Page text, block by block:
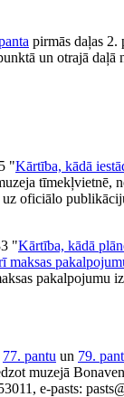
pirmās daļas 2.
un otrajā
"Kārtība, kādā
tīmekļvietnē,
oficiālo
"Kārtība, kādā
pakalpojumu
77. pantu un 79.
muzejā
e-pasts: